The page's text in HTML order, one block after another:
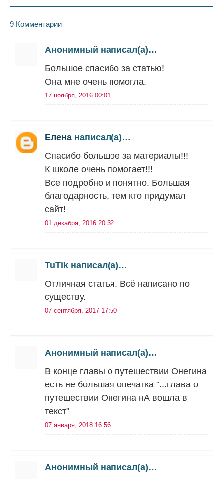
9 Комментарии
Анонимный написал(а)…
Большое спасибо за статью!
Она мне очень помогла.
17 ноября, 2016 00:01
Елена написал(а)…
Спасибо большое за материалы!!!
К школе очень помогает!!!
Все подробно и понятно. Большая
благодарность, тем кто придумал
сайт!
01 декабря, 2016 20:32
TuTik написал(а)…
Отличная статья. Всё написано по
существу.
07 сентября, 2017 17:50
Анонимный написал(а)…
В конце главы о путешествии Онегина
есть не большая опечатка "...глава о
путешествии Онегина нА вошла в
текст"
07 января, 2018 16:56
Анонимный написал(а)…